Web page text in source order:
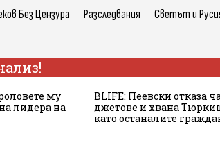
Без Цензура Разследвания Светът и
му
лидера на
BLIFE: Пеевски отказа
джетове и хвана
като останалите